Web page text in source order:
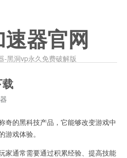
器官网
-黑洞vp永久免费破解版
载
的黑科技产品，它能够改变游戏中
游戏体验。
通常需要通过积累经验、提高技能